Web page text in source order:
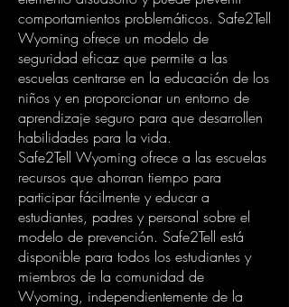
comportamientos problemáticos. Safe2Tell
Wyoming ofrece un modelo de
seguridad eficaz que permite a las
escuelas centrarse en la educación de los
niños y en proporcionar un entorno de
aprendizaje seguro para que desarrollen
habilidades para la vida.
Safe2Tell Wyoming ofrece a las escuelas
recursos que ahorran tiempo para
participar fácilmente y educar a
estudiantes, padres y personal sobre el
modelo de prevención. Safe2Tell está
disponible para todos los estudiantes y
miembros de la comunidad de
Wyoming, independientemente de la